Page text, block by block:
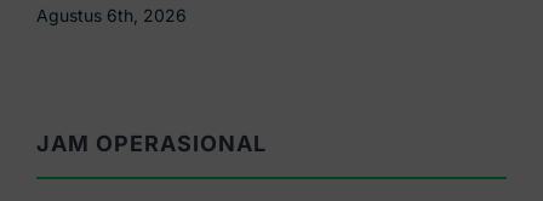
Agustus 5th, 2026
JAM OPERASIONAL